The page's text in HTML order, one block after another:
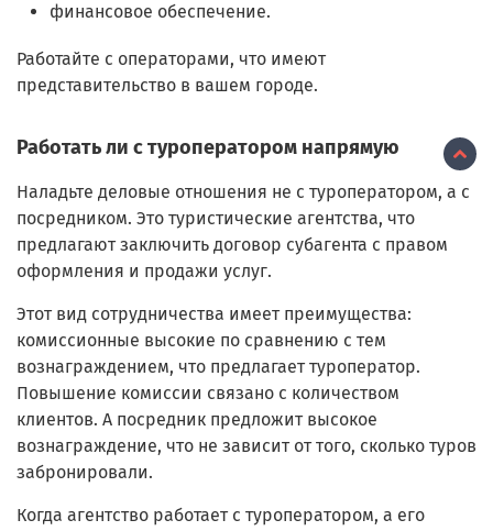
финансовое обеспечение.
Работайте с операторами, что имеют
представительство в вашем городе.
Работать ли с туроператором напрямую
Наладьте деловые отношения не с туроператором, а с
посредником. Это туристические агентства, что
предлагают заключить договор субагента с правом
оформления и продажи услуг.
Этот вид сотрудничества имеет преимущества:
комиссионные высокие по сравнению с тем
вознаграждением, что предлагает туроператор.
Повышение комиссии связано с количеством
клиентов. А посредник предложит высокое
вознаграждение, что не зависит от того, сколько туров
забронировали.
Когда агентство работает с туроператором, а его